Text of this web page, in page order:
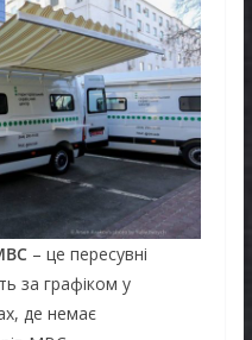
– це пересувні
за графіком у
де немає